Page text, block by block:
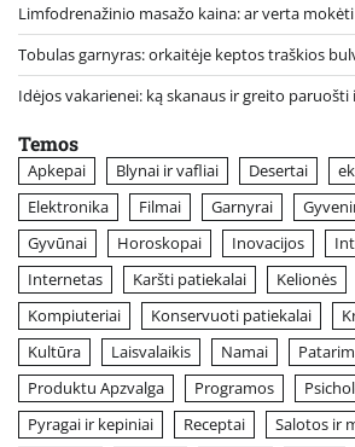
Limfodrenažinio masažo kaina: ar verta
Tobulas garnyras: orkaitėje keptos traškios
Idėjos vakarienei: ką skanaus ir greito paruošti
Temos
Apkepai Blynai ir vafliai Desertai
Elektronika
Filmai Garnyrai
Gyvūnai
Horoskopai Inovacijos
Internetas
Karšti patiekalai Kelionės
Kompiuteriai
Konservuoti patiekalai
Kultūra
Laisvalaikis Namai
Produktu Apzvalga
Programos
Pyragai ir kepiniai
Receptai
Salotos ir